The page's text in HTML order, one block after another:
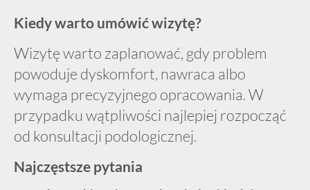
Kiedy warto umówić wizytę?
Wizytę warto zaplanować, gdy problem
powoduje dyskomfort, nawraca albo
wymaga precyzyjnego opracowania. W
przypadku wątpliwości najlepiej rozpocząć
od konsultacji podologicznej.
Najczęstsze pytania